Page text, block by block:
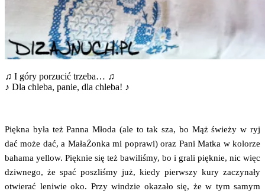
♫ I góry porzu­cić trze­ba… ♫
♪ Dla chle­ba, panie, dla chleba! ♪
Pięk­na była też Pan­na Mło­da (ale to tak sza, bo Mąż świe­ży w ryj
dać może dać, a Mała­Żon­ka mi popra­wi) oraz Pani Mat­ka w kolo­rze
baha­ma yel­low. Pięk­nie się też bawi­li­śmy, bo i gra­li pięk­nie, nic więc
dziw­ne­go, że spać poszli­śmy już, kie­dy pierw­szy kury zaczy­na­ły
otwie­rać leni­wie oko. Przy win­dzie oka­za­ło się, że w tym samym